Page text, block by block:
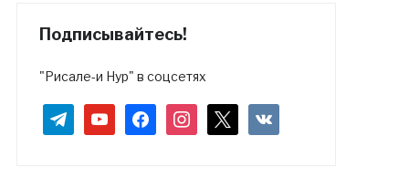
Подписывайтесь!
"Рисале-и Нур" в соцсетях
telegramyoutubefacebookinstagram vkontakte